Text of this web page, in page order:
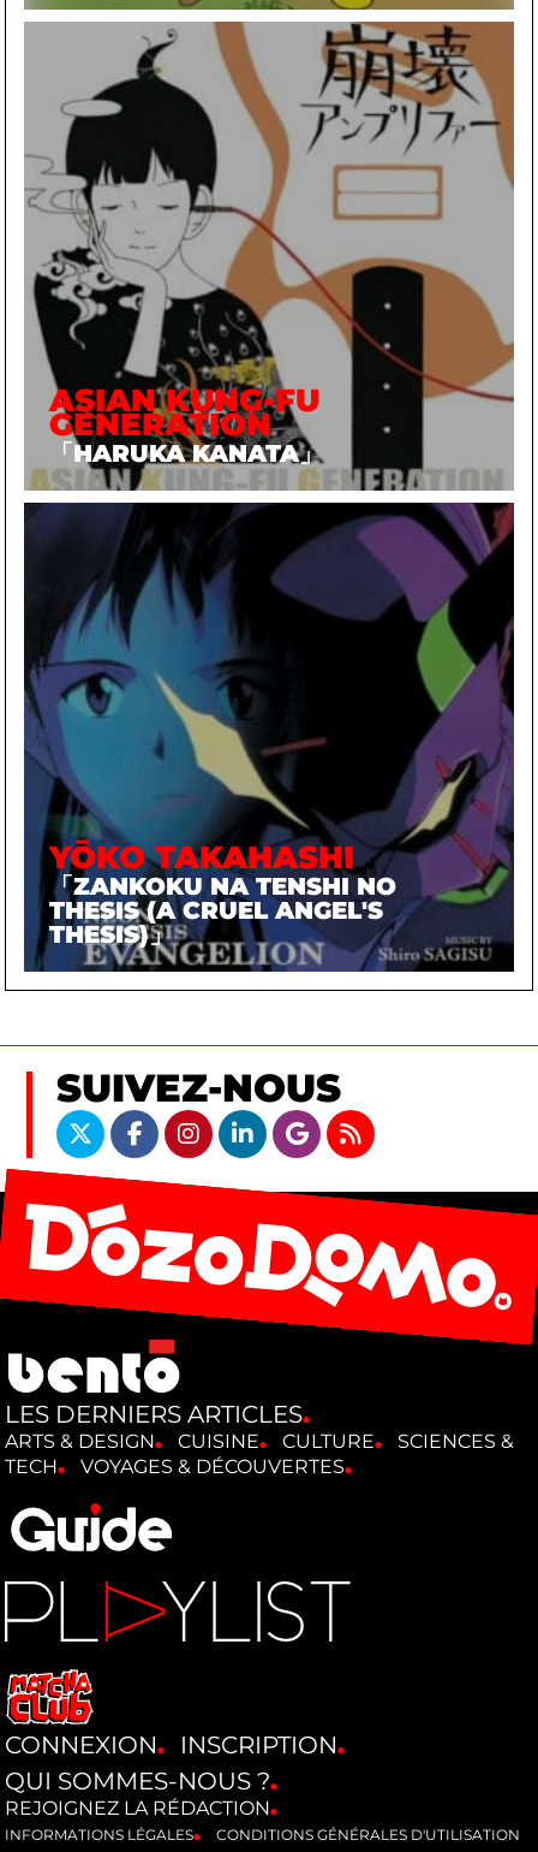
ASIAN KUNG-FU
GENERATION
「HARUKA KANATA」
YŌKO TAKAHASHI
「ZANKOKU NA TENSHI NO
THESIS (A CRUEL ANGEL'S
THESIS)」
SUIVEZ-NOUS
LES DERNIERS ARTICLES
ARTS & DESIGN CUISINE CULTURE
SCIENCES &
TECH
VOYAGES & DÉCOUVERTES
CONNEXION
INSCRIPTION
QUI SOMMES-NOUS ?
REJOIGNEZ LA RÉDACTION
INFORMATIONS LÉGALES
CONDITIONS GÉNÉRALES D'UTILISATION